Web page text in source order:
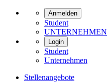
Anmelden
Student
UNTERNEHMEN
Login
Student
Unternehmen
Stellenangebote